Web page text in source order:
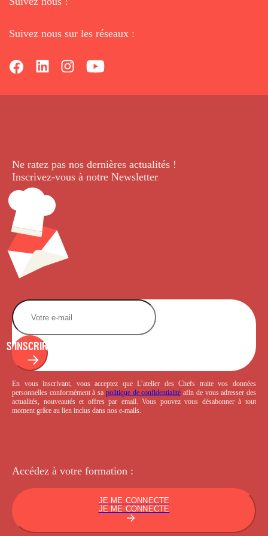
Suivez nous sur les réseaux :
Ne ratez pas nos dernières actualités !
Inscrivez-vous à notre Newsletter.
S'INSCRIRE
En vous inscrivant, vous acceptez que L’atelier des Chefs traite vos données
personnelles conformément à sa politique de confidentialité afin de vous adresser des
actualités, nouveautés et offres par email. Vous pouvez vous désabonner à tout
moment grâce au lien inclus dans nos e-mails.
Accédez à votre formation :
JE ME CONNECTE
JE ME CONNECTE